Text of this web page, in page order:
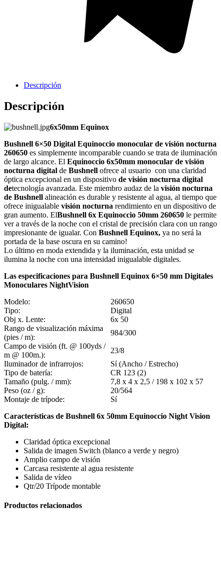
Cavas de Vino
Hornos Electricos
Descripción
Descripción
6x50mm Equinox
Bushnell 6×50 Digital Equinoccio monocular de visión nocturna
260650 es simplemente incomparable cuando se trata de iluminación
de largo alcance. El Equinoccio 6x50mm monocular de visión
nocturna digital de Bushnell ofrece al usuario con una claridad
óptica excepcional en un dispositivo de visión nocturna digital
detecnología avanzada. Este miembro audaz de la visión nocturna
de Bushnell alineación es durable y resistente al agua, al tiempo que
ofrece inigualable visión nocturna rendimiento en un dispositivo de
gran aumento. ElBushnell 6x Equinoccio 50mm 260650 le permite
ver a través de la noche con el cristal de precisión clara con un rango
impresionante de igualar. Con Bushnell Equinox, ya no será la
portada de la base oscura en su camino!
Lo último en moda extendida y la iluminación, esta unidad se
ilumina la noche con una intensidad inigualable digitales.
Las especificaciones para Bushnell Equinox 6×50 mm Digitales
Monoculares NightVision
Modelo:
260650
Tipo:
Digital
Obj x. Lente:
6x 50
Rango de visualización máxima
(pies / m):
984/300
Campo de visión (ft. @ 100yds /
m @ 100m.):
23/8
Iluminador de infrarrojos:
Sí (Ancho / Estrecho)
Tipo de batería:
CR 123 (2)
Tamaño (pulg. / mm):
7,8 x 4 x 2,5 / 198 x 102 x 57
Peso (oz / g):
20/564
Montaje de trípode:
Sí
Características de Bushnell 6x 50mm Equinoccio Night Vision
Digital:
Claridad óptica excepcional
Salida de imagen Switch (blanco a verde y negro)
Amplio campo de visión
Carcasa resistente al agua resistente
Salida de vídeo
Qtr/20 Trípode montable
Productos relacionados